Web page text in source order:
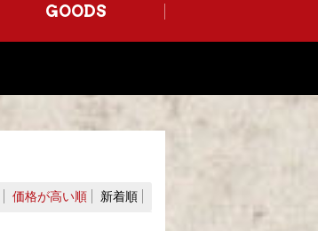
GOODS
価格が高い順 新着順